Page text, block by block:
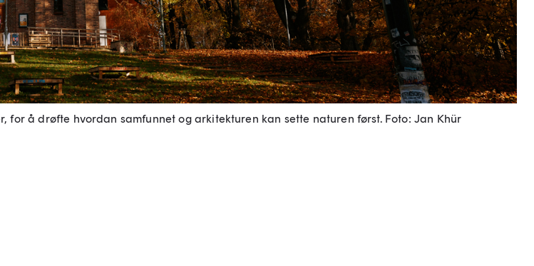
for å drøfte hvordan samfunnet og arkitekturen kan sette naturen først.Foto: Jan Khür